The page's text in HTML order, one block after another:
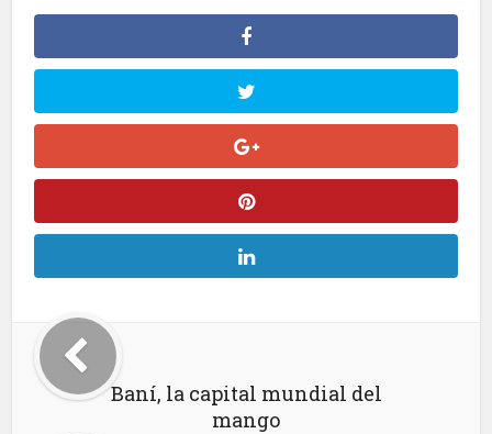
Baní, la capital mundial del
mango